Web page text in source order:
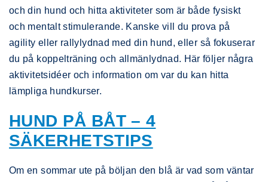
och din hund och hitta aktiviteter som är både fysiskt
och mentalt stimulerande. Kanske vill du prova på
agility eller rallylydnad med din hund, eller så fokuserar
du på koppelträning och allmänlydnad. Här följer några
aktivitetsidéer och information om var du kan hitta
lämpliga hundkurser.
HUND PÅ BÅT – 4
SÄKERHETSTIPS
Om en sommar ute på böljan den blå är vad som väntar